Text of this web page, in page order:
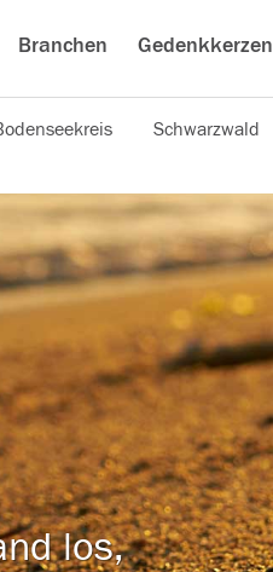
Branchen Gedenkkerzen
Schwarzwald
los,